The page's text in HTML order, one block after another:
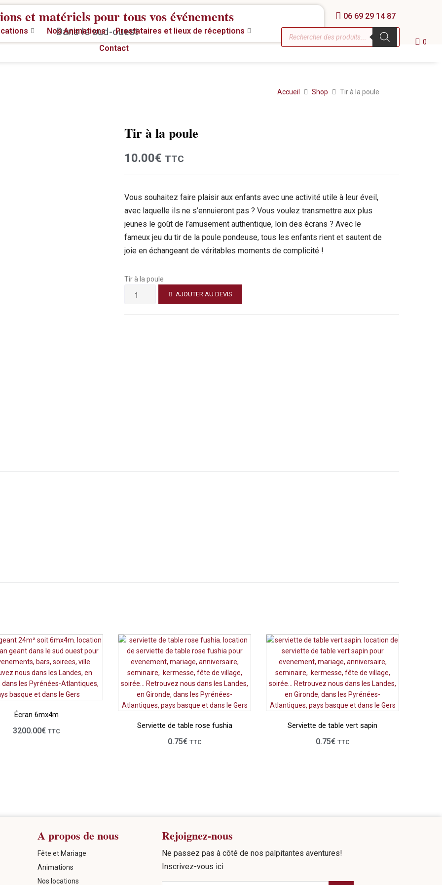
et matériels pour tous vos événements
Dans le sud-ouest
06 69 29 14 87
Nos Animations
Prestataires et lieux de réceptions
Contact
0
Accueil Shop Tir à la poule
Tir à la poule
10.00€ TTC
Vous souhaitez faire plaisir aux enfants avec une activité utile à leur éveil,
avec laquelle ils ne s’ennuieront pas ? Vous voulez transmettre aux plus
jeunes le goût de l’amusement authentique, loin des écrans ? Avec le
fameux jeu du tir de la poule pondeuse, tous les enfants rient et sautent de
joie en échangeant de véritables moments de complicité !
Tir à la poule
AJOUTER AU DEVIS
Écran 6mx4m
3200.00€ TTC
Serviette de table rose fushia
0.75€ TTC
Serviette de table vert sapin
0.75€ TTC
A propos de nous
Fête et Mariage
Animations
Nos locations
Rejoignez-nous
Ne passez pas à côté de nos palpitantes aventures!
Inscrivez-vous ici